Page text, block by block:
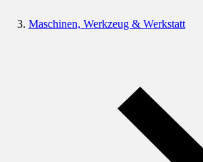
Maschinen, Werkzeug & Werkstatt